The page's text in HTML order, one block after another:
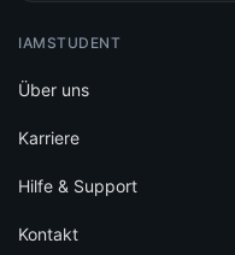
IAMSTUDENT
Über uns
Karriere
Hilfe & Support
Kontakt